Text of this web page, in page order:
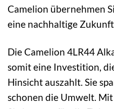
Camelion übernehmen
eine nachhaltige
Die Camelion 4LR44
somit eine Investition,
Hinsicht auszahlt. Sie
schonen die Umwelt.